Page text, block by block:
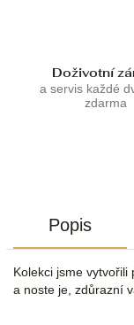
Doživotní
a servis každé
zdarma
Popis
Kolekci jsme vytvořili
a noste je, zdůrazní